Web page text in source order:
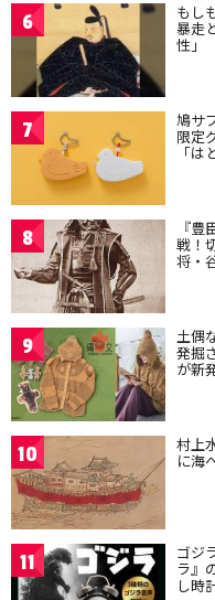
6 もし
暴走
性」
7 鳩サ
限定
「は
8 『
戦！
将・
9 土偶
発掘
が新
10 村上
に海
11 ゴジ
ラ』
し時